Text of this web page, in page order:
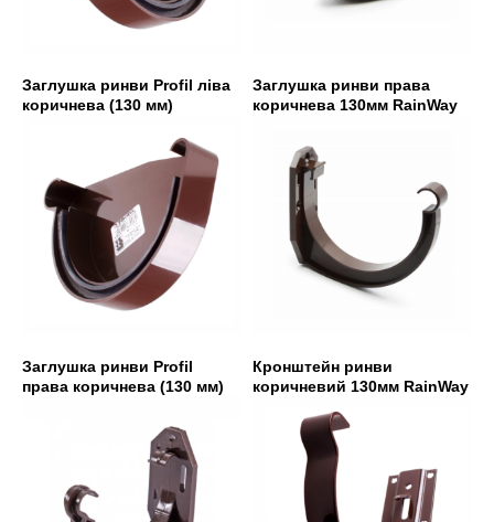
Заглушка ринви Profil ліва
коричнева (130 мм)
Заглушка ринви права
коричнева 130мм RainWay
Заглушка ринви Profil
права коричнева (130 мм)
Кронштейн ринви
коричневий 130мм RainWay